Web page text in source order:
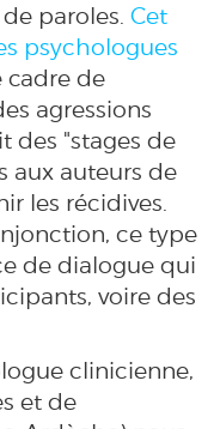
paroles. Cet
psychologues
cadre de
agressions
des "stages de
aux auteurs de
les récidives.
ce type
de dialogue qui
voire des
clinicienne,
et de